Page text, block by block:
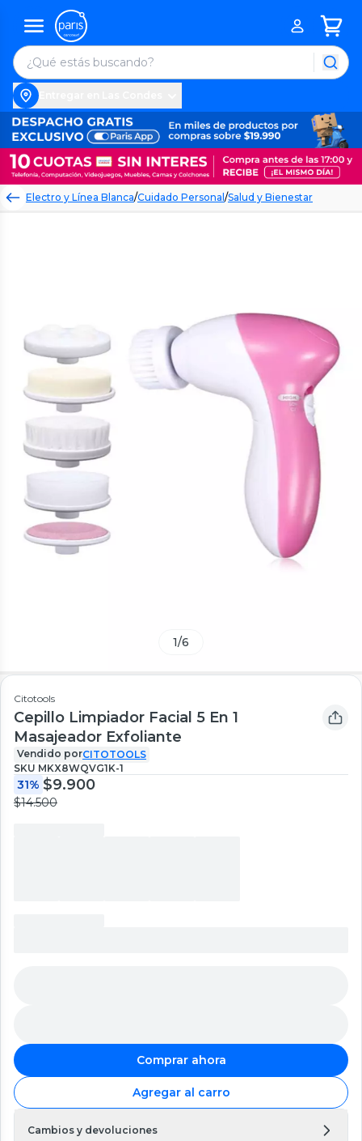
Electro y Línea Blanca/Cuidado Personal/Salud y Bienestar
1/6
Citotools
Cepillo Limpiador Facial 5 En 1
Masajeador Exfoliante
Vendido porCITOTOOLS
SKU MKX8WQVG1K-1
31% $9.900
$14.500
Comprar ahora
Agregar al carro
Cambios y devoluciones